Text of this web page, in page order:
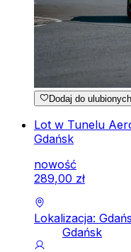
Dodaj do ulubionych
Lot w Tunelu
Gdańsk
nowość
289,00 zł
Lokalizacja:
Gdańsk